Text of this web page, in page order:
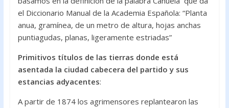
el Diccionario Manual de la Academia Española: “Planta
anua, gramínea, de un metro de altura, hojas anchas
puntiagudas, planas, ligeramente estriadas”
Primitivos títulos de las tierras donde está
asentada la ciudad cabecera del partido y sus
estancias adyacentes:
A partir de 1874 los agrimensores replantearon las